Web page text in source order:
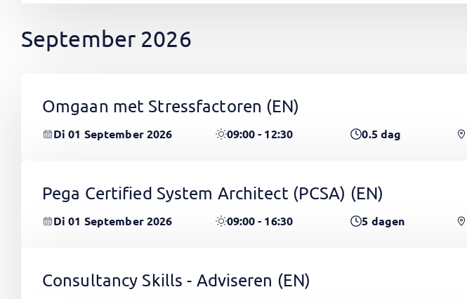
September 2026
Omgaan met Stressfactoren (EN)
Di 01 September 2026 09:00 - 12:30 0.5dag
Pega Certified System Architect (PCSA) (EN)
Di 01 September 2026 09:00 - 16:30 5 dagen
Consultancy Skills - Adviseren (EN)